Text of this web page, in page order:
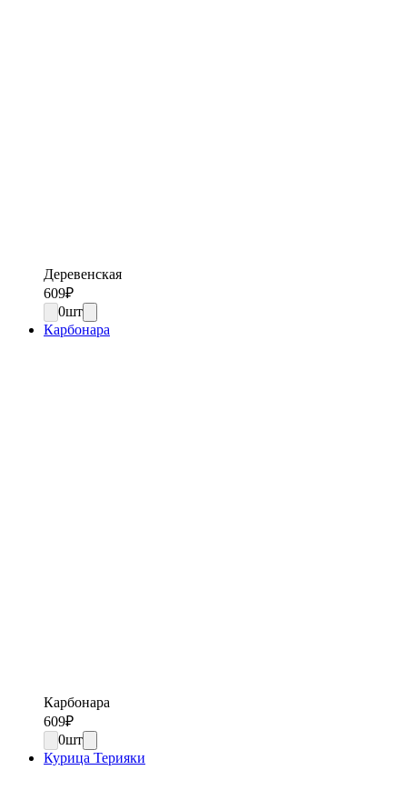
Деревенская
609₽
0шт
Карбонара
Карбонара
609₽
0шт
Курица Терияки